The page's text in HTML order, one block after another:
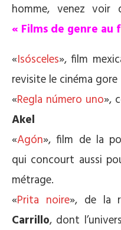
homme, venez voir
« Films de genre au
«Isósceles», film
revisite le cinéma gore
«Regla número uno»,
Akel
«Agón», film de la
qui concourt aussi
métrage.
«Prita noire», de la
Carrillo, dont